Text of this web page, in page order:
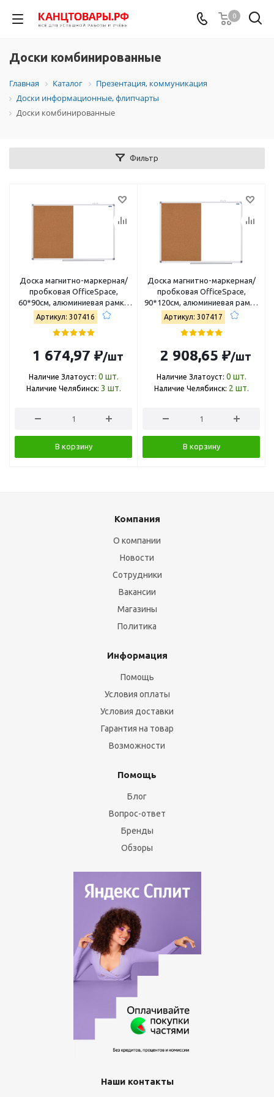
0
Доски комбинированные
Главная Каталог
Презентация, коммуникация
Доски информационные, флипчарты
Доски комбинированные
Фильтр
Доска магнитно-маркерная/
пробковая OfficeSpace,
60*90см, алюминиевая рамка
307416
Артикул: 307416
1 674,97 ₽/шт
Наличие Златоуст: 0 шт.
Наличие Челябинск: 3 шт.
В корзину
Доска магнитно-маркерная/
пробковая OfficeSpace,
90*120см, алюминиевая рамка
307417
Артикул: 307417
2 908,65 ₽/шт
Наличие Златоуст: 0 шт.
Наличие Челябинск: 2 шт.
В корзину
Компания
О компании
Новости
Сотрудники
Вакансии
Магазины
Политика
Информация
Помощь
Условия оплаты
Условия доставки
Гарантия на товар
Возможности
Помощь
Блог
Вопрос-ответ
Бренды
Обзоры
Наши контакты